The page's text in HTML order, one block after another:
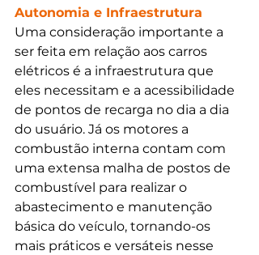
Autonomia e Infraestrutura
Uma consideração importante a
ser feita em relação aos carros
elétricos é a infraestrutura que
eles necessitam e a acessibilidade
de pontos de recarga no dia a dia
do usuário. Já os motores a
combustão interna contam com
uma extensa malha de postos de
combustível para realizar o
abastecimento e manutenção
básica do veículo, tornando-os
mais práticos e versáteis nesse